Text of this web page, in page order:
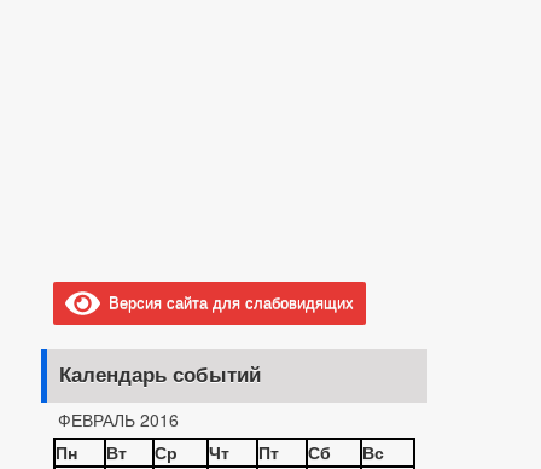
Версия сайта для слабовидящих
Календарь событий
ФЕВРАЛЬ 2016
Пн
Вт Ср Чт Пт Сб Вс